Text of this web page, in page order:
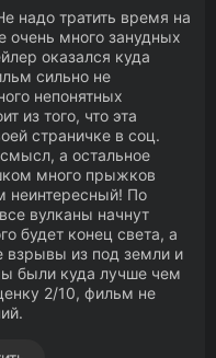
надо тратить время на
очень много занудных
оказался куда
сильно не
непонятных
из того, что эта
страничке в соц.
а остальное
много прыжков
По
вулканы начнут
будет конец света, а
взрывы из под земли и
были куда лучше чем
2/10, фильм не